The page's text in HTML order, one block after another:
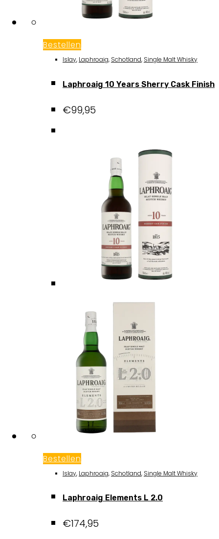
Bestellen
Islay, Laphroaig, Schotland, Single Malt Whisky
Laphroaig 10 Years Sherry Cask Finish
€99,95
Bestellen
Islay, Laphroaig, Schotland, Single Malt Whisky
Laphroaig Elements L 2.0
€174,95